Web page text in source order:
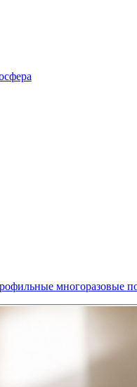
многоразовые